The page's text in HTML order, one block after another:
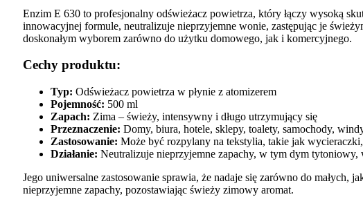
Enzim E 630 to profesjonalny odświeżacz powietrza, który łączy wysoką
innowacyjnej formule, neutralizuje nieprzyjemne wonie, zastępując je
doskonałym wyborem zarówno do użytku domowego, jak i komercyjnego.
Cechy produktu:
Typ: Odświeżacz powietrza w płynie z atomizerem
Pojemność: 500 ml
Zapach: Zima – świeży, intensywny i długo utrzymujący się
Przeznaczenie: Domy, biura, hotele, sklepy, toalety, samochody,
Zastosowanie: Może być rozpylany na tekstylia, takie jak
Działanie: Neutralizuje nieprzyjemne zapachy, w tym dym tytoniowy,
Jego uniwersalne zastosowanie sprawia, że nadaje się zarówno do
nieprzyjemne zapachy, pozostawiając świeży zimowy aromat​.